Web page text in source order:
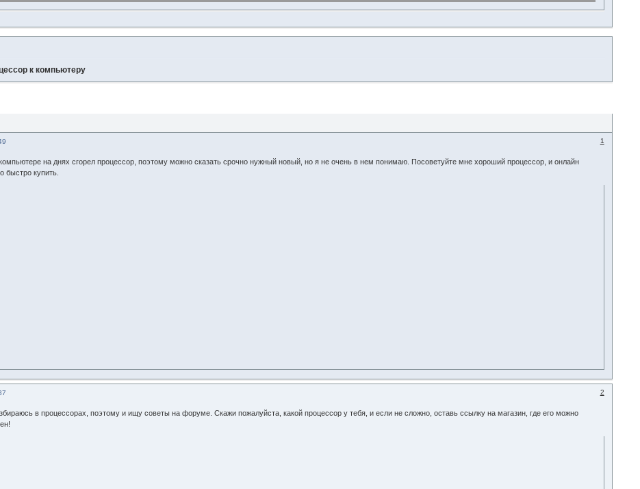
к компьютеру
1
на днях сгорел процессор, поэтому можно сказать срочно нужный новый, но я не очень в нем понимаю. Посоветуйте мне хороший процессор, и онлайн
быстро купить.
2
в процессорах, поэтому и ищу советы на форуме. Скажи пожалуйста, какой процессор у тебя, и если не сложно, оставь ссылку на магазин, где его можно